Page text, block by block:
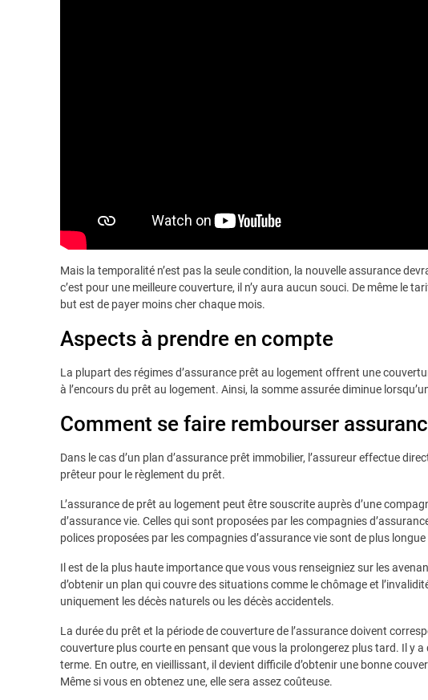
Mais la temporalité n’est pas la seule condition, la nouvelle assurance
c’est pour une meilleure couverture, il n’y aura aucun souci. De même le
but est de payer moins cher chaque mois.
Aspects à prendre en compte
La plupart des régimes d’assurance prêt au logement offrent une
à l’encours du prêt au logement. Ainsi, la somme assurée diminue
Comment se faire rembourser
Dans le cas d’un plan d’assurance prêt immobilier, l’assureur effectue
prêteur pour le règlement du prêt.
L’assurance de prêt au logement peut être souscrite auprès d’une
d’assurance vie. Celles qui sont proposées par les compagnies
polices proposées par les compagnies d’assurance vie sont de plus longue
Il est de la plus haute importance que vous vous renseigniez sur les
d’obtenir un plan qui couvre des situations comme le chômage et
uniquement les décès naturels ou les décès accidentels.
La durée du prêt et la période de couverture de l’assurance doivent
couverture plus courte en pensant que vous la prolongerez plus tard. Il y
terme. En outre, en vieillissant, il devient difficile d’obtenir une bonne
Même si vous en obtenez une, elle sera assez coûteuse.